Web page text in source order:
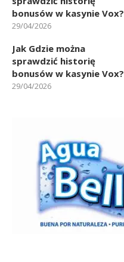
bonusów w kasynie Vox?
29/04/2026
Jak Gdzie można
sprawdzić historię
bonusów w kasynie Vox?
29/04/2026